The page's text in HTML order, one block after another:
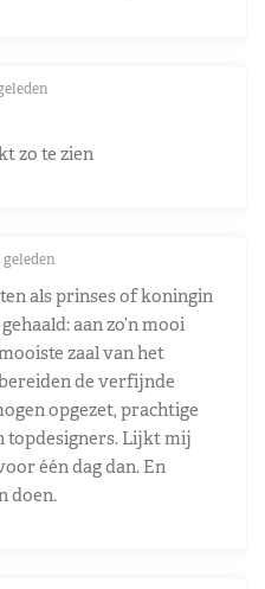
zo te zien
als prinses of koningin
aan zo’n mooi
zaal van het
de verfijnde
opgezet, prachtige
topdesigners. Lijkt mij
één dag dan. En
doen.